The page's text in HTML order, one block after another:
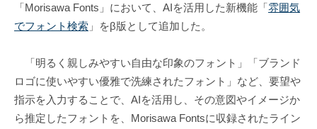
「Morisawa Fonts」において、AIを活用した新機能「雰囲気
でフォント検索 」をβ版として追加した。
「明るく親しみやすい自由な印象のフォント」「ブランド
ロゴに使いやすい優雅で洗練されたフォント」など、要望や
指示を入力することで、AIを活用し、その意図やイメージか
ら推定したフォントを、Morisawa Fontsに収録されたライン